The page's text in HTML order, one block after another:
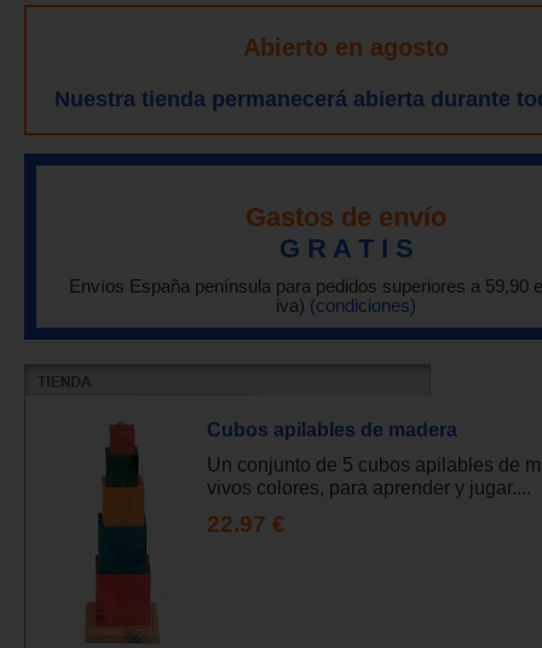
Abierto en agosto
Nuestra tienda permanecerá abierta durante
Gastos de envío
G R A T I S
Envíos España península para pedidos superiores a 59,90
iva) (condiciones)
Cubos apilables de madera
Un conjunto de 5 cubos apilables de
vivos colores, para aprender y jugar....
22.97 €